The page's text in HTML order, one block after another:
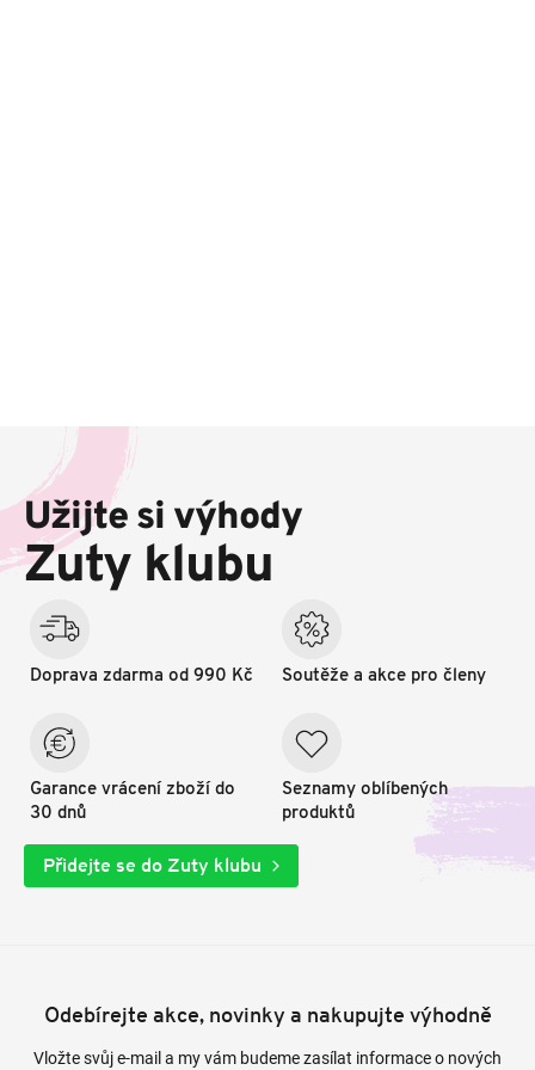
a
í
Užijte si výhody
Zuty klubu
Doprava zdarma od 990 Kč
Garance vrácení zboží do
30 dnů
Soutěže a akce pro členy
Seznamy oblíbených
produktů
Přidejte se do Zuty klubu
Odebírejte akce, novinky a nakupujte výhodně
Vložte svůj e-mail a my vám budeme zasílat informace o nových